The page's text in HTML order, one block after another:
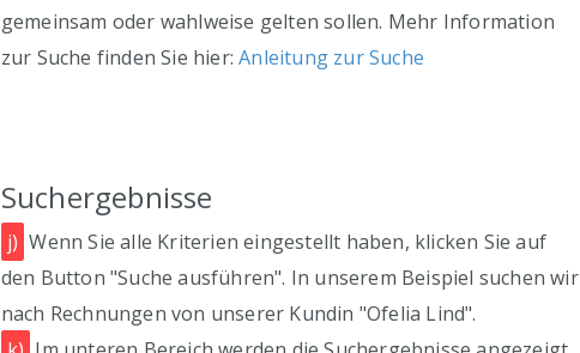
gemeinsam oder wahlweise gelten sollen. Mehr Information
zur Suche finden Sie hier:Anleitung zur Suche
Suchergebnisse
j) Wenn Sie alle Kriterien eingestellt haben, klicken Sie auf
den Button "Suche ausführen". In unserem Beispiel suchen wir
nach Rechnungen von unserer Kundin "Ofelia Lind".